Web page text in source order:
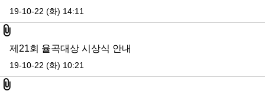
19-10-22 (화) 14:11
첨부파일
제21회 율곡대상 시상식 안내
19-10-22 (화) 10:21
첨부파일